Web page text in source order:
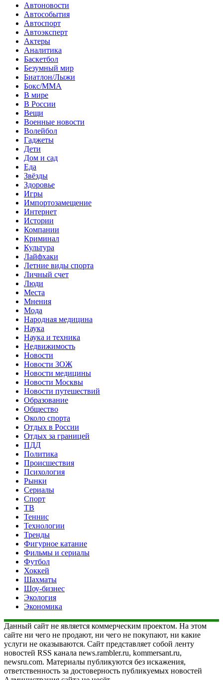
Автоновости
Автособытия
Автоспорт
Автоэксперт
Актеры
Аналитика
Баскетбол
Безумный мир
Биатлон/Лыжи
Бокс/MMA
В мире
В России
Вещи
Военные новости
Волейбол
Гаджеты
Дети
Дом и сад
Еда
Звёзды
Здоровье
Игры
Импортозамещение
Интернет
Истории
Компании
Криминал
Культура
Лайфхаки
Летние виды спорта
Личный счет
Люди
Места
Мнения
Мода
Народная медицина
Наука
Наука и техника
Недвижимость
Новости
Новости ЗОЖ
Новости медицины
Новости Москвы
Новости путешествий
Образование
Общество
Около спорта
Отдых в России
Отдых за границей
ПДД
Политика
Происшествия
Психология
Рынки
Сериалы
Спорт
ТВ
Теннис
Технологии
Тренды
Фигурное катание
Фильмы и сериалы
Футбол
Хоккей
Шахматы
Шоу-бизнес
Экология
Экономика
Данный сайт не является коммерческим проектом. На этом
сайте ни чего не продают, ни чего не покупают, ни какие
услуги не оказываются. Сайт представляет собой ленту
новостей RSS канала news.rambler.ru, kommersant.ru,
newsru.com. Материалы публикуются без искажения,
ответственность за достоверность публикуемых новостей